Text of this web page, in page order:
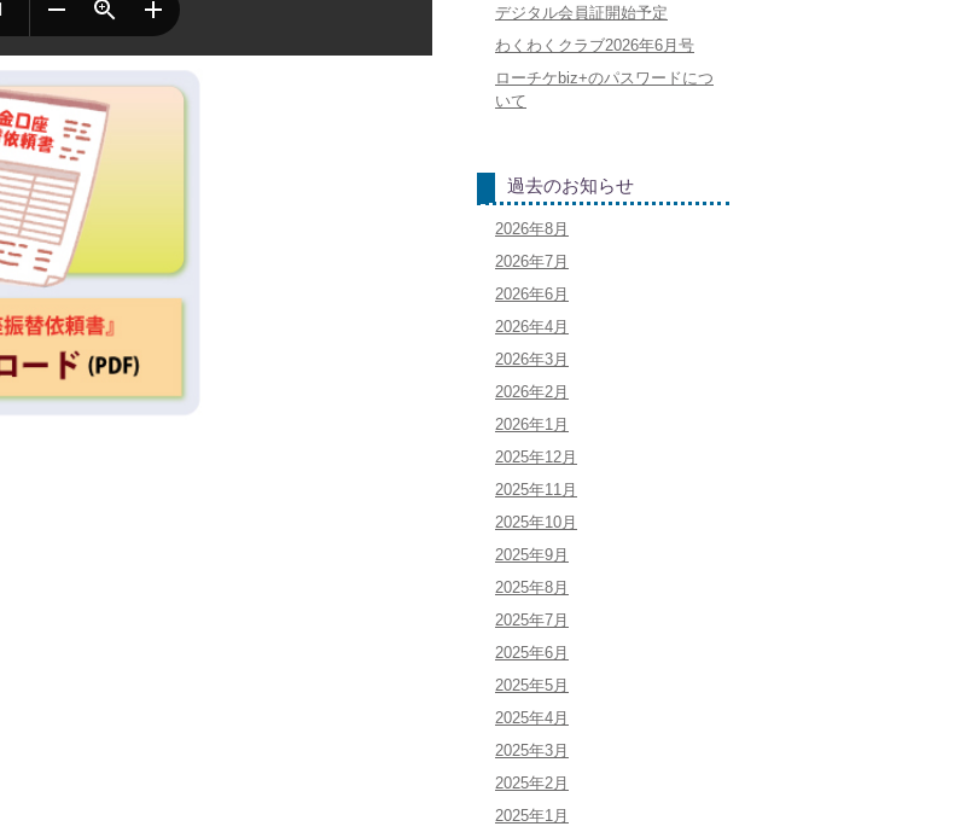
デジタル会員証開始予定
わくわくクラブ2026年6月号
ローチケbiz+のパスワードにつ
いて
過去のお知らせ
2026年8月
2026年7月
2026年6月
2026年4月
2026年3月
2026年2月
2026年1月
2025年12月
2025年11月
2025年10月
2025年9月
2025年8月
2025年7月
2025年6月
2025年5月
2025年4月
2025年3月
2025年2月
2025年1月